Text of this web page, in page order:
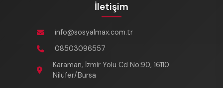
İletişim
info@sosyalmax.com.tr
08503096557
Karaman, İzmir Yolu Cd No:90, 16110
Ni̇lüfer/Bursa